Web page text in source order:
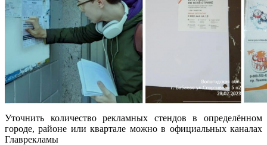
Уточнить количество рекламных стендов в определённом
городе, районе или квартале можно в официальных каналах
Главрекламы